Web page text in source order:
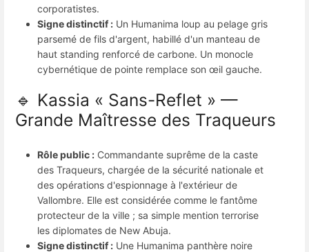
corporatistes.
Signe distinctif : Un Humanima loup au pelage gris
parsemé de fils d'argent, habillé d'un manteau de
haut standing renforcé de carbone. Un monocle
cybernétique de pointe remplace son œil gauche.
🔹 Kassia « Sans-Reflet » —
Grande Maîtresse des Traqueurs
Rôle public : Commandante suprême de la caste
des Traqueurs, chargée de la sécurité nationale et
des opérations d'espionnage à l'extérieur de
Vallombre. Elle est considérée comme le fantôme
protecteur de la ville ; sa simple mention terrorise
les diplomates de New Abuja.
Signe distinctif : Une Humanima panthère noire